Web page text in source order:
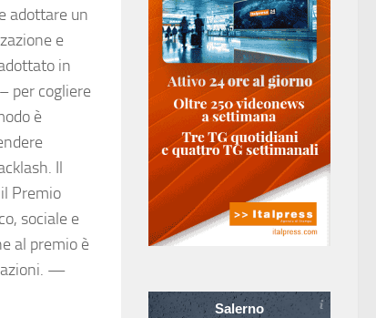
adottare un
e
in
per cogliere
è
Il
Premio
sociale e
al premio è
—
Salerno